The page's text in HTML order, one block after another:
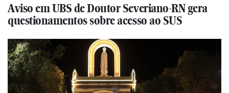
Aviso em UBS de Doutor Severiano-RN gera
questionamentos sobre acesso ao SUS